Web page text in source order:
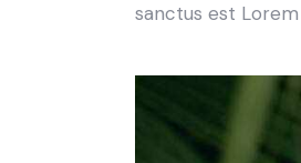
sanctus est